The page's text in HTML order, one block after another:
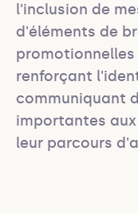
l'inclusion de
d'éléments de
renforçant
communiquant
importantes
leur parcours